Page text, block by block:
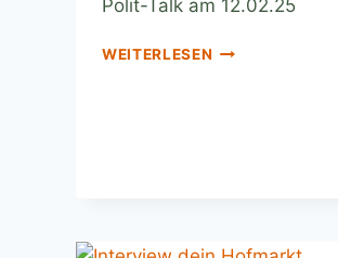
Polit-Talk am 12.02.25
WEITERLESEN